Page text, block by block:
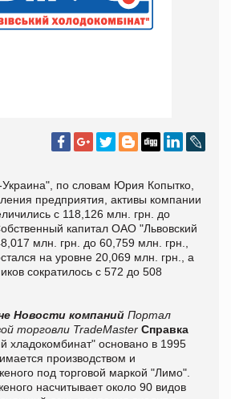
по словам Юрия Копытко,
предприятия, активы компании
с 118,126 млн. грн. до
капитал ОАО "Львовский
млн. грн. до 60,759 млн. грн.,
на уровне 20,069 млн. грн., а
сократилось с 572 до 508
Новости компаний Портал
торговли TradeMaster Справка
хладокомбинат" основано в 1995
производством и
под торговой маркой "Лимо".
насчитывает около 90 видов